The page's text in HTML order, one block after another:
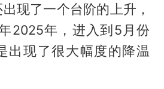
现了一个台阶的上升，
2025年，进入到5月份
出现了很大幅度的降温